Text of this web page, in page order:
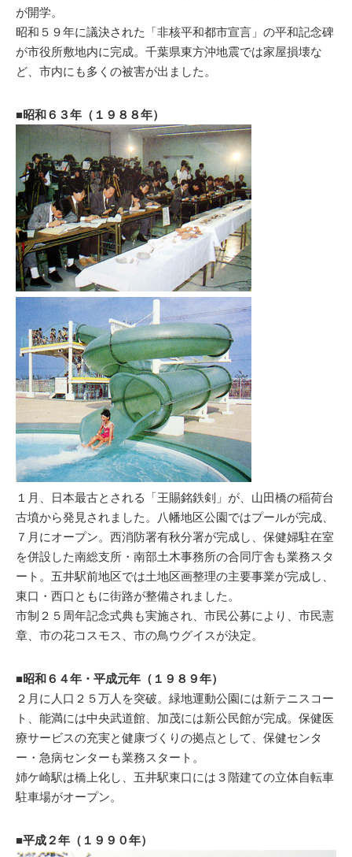
が開学。
昭和５９年に議決された「非核平和都市宣言」の平和記念碑
が市役所敷地内に完成。千葉県東方沖地震では家屋損壊な
ど、市内にも多くの被害が出ました。
■昭和６３年（１９８８年）
１月、日本最古とされる「王賜銘鉄剣」が、山田橋の稲荷台
古墳から発見されました。八幡地区公園ではプールが完成、
７月にオープン。西消防署有秋分署が完成し、保健婦駐在室
を併設した南総支所・南部土木事務所の合同庁舎も業務スタ
ート。五井駅前地区では土地区画整理の主要事業が完成し、
東口・西口ともに街路が整備されました。
市制２５周年記念式典も実施され、市民公募により、市民憲
章、市の花コスモス、市の鳥ウグイスが決定。
■昭和６４年・平成元年（１９８９年）
２月に人口２５万人を突破。緑地運動公園には新テニスコー
ト、能満には中央武道館、加茂には新公民館が完成。保健医
療サービスの充実と健康づくりの拠点として、保健センタ
ー・急病センターも業務スタート。
姉ケ崎駅は橋上化し、五井駅東口には３階建ての立体自転車
駐車場がオープン。
■平成２年（１９９０年）